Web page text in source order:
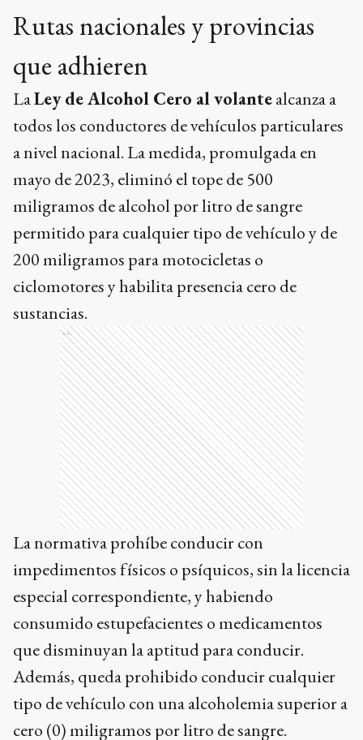
Rutas nacionales y provincias
que adhieren
LaLey de Alcohol Cero al volantealcanza a
todos los conductores de vehículos particulares
a nivel nacional. La medida, promulgada en
mayo de 2023, eliminó el tope de 500
miligramos de alcohol por litro de sangre
permitido para cualquier tipo de vehículo y de
200 miligramos para motocicletas o
ciclomotores y habilita presencia cero de
sustancias.
Ads
La normativa prohíbe conducir con
impedimentos físicos o psíquicos, sin la licencia
especial correspondiente, y habiendo
consumido estupefacientes o medicamentos
que disminuyan la aptitud para conducir.
Además, queda prohibido conducir cualquier
tipo de vehículo con una alcoholemia superior a
cero (0) miligramos por litro de sangre.